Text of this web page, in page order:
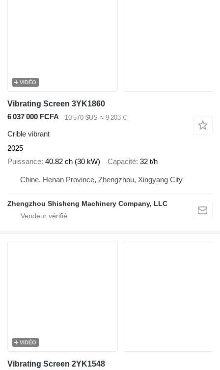
VIDÉO
Vibrating Screen 3YK1860
6 037 000 FCFA
10 570 $US ≈ 9 203 €
Crible vibrant
2025
Puissance 40.82 ch (30 kW) Capacité 32 t/h
Chine, Henan Province, Zhengzhou, Xingyang City
Zhengzhou Shisheng Machinery Company, LLC
VIDÉO
Vibrating Screen 2YK1548